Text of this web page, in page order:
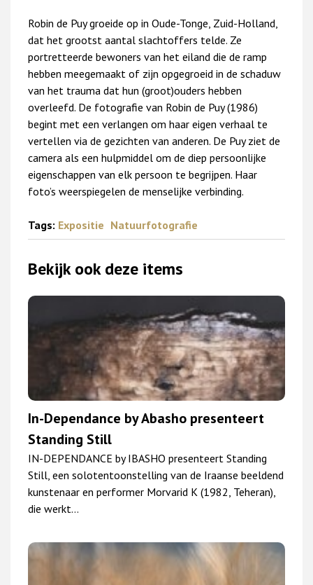
Robin de Puy groeide op in Oude-Tonge, Zuid-Holland,
dat het grootst aantal slachtoffers telde. Ze
portretteerde bewoners van het eiland die de ramp
hebben meegemaakt of zijn opgegroeid in de schaduw
van het trauma dat hun (groot)ouders hebben
overleefd. De fotografie van Robin de Puy (1986)
begint met een verlangen om haar eigen verhaal te
vertellen via de gezichten van anderen. De Puy ziet de
camera als een hulpmiddel om de diep persoonlijke
eigenschappen van elk persoon te begrijpen. Haar
foto’s weerspiegelen de menselijke verbinding.
Tags: Expositie Natuurfotografie
Bekijk ook deze items
In-Dependance by Abasho presenteert
Standing Still
IN-DEPENDANCE by IBASHO presenteert Standing
Still, een solotentoonstelling van de Iraanse beeldend
kunstenaar en performer Morvarid K (1982, Teheran),
die werkt…